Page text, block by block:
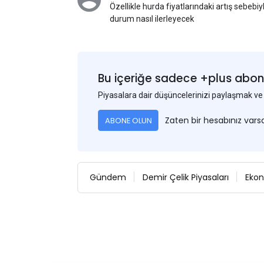
Özellikle hurda fiyatlarındaki artış
durum nasıl ilerleyecek
Bu içeriğe sadece +plus
Piyasalara dair düşüncelerinizi paylaşmak
ABONE OLUN Zaten bir hesabınız
Gündem Demir Çelik Piyasaları